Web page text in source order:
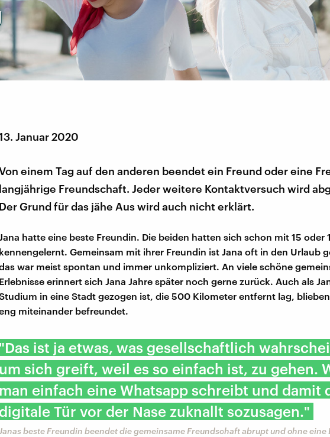
Januar 2020
einem Tag auf den anderen beendet ein Freund oder eine
langjährige Freundschaft. Jeder weitere Kontaktversuch wird
Der Grund für das jähe Aus wird auch nicht erklärt.
hatte eine beste Freundin. Die beiden hatten sich schon mit 15 oder
kennengelernt. Gemeinsam mit ihrer Freundin ist Jana oft in den Urlaub
war meist spontan und immer unkompliziert. An viele schöne
Erlebnisse erinnert sich Jana Jahre später noch gerne zurück. Auch als
in eine Stadt gezogen ist, die 500 Kilometer entfernt lag,
miteinander befreundet.
"Das ist ja etwas, was gesellschaftlich
um sich greift, weil es so einfach ist, zu gehen.
man einfach eine Whatsapp schreibt und damit
digitale Tür vor der Nase zuknallt sozusagen."
beste Freundin beendet die gemeinsame Freundschaft abrupt und ohne eine